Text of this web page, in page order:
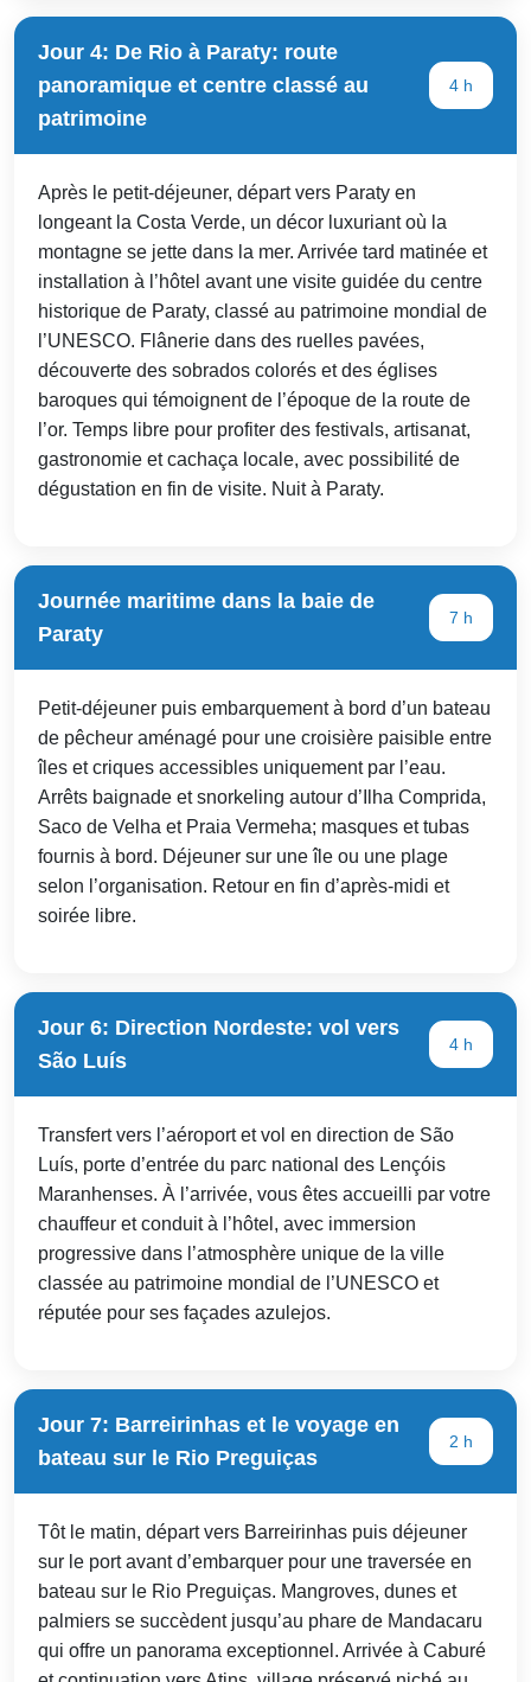
Jour 4: De Rio à Paraty: route
panoramique et centre classé au
patrimoine
4 h
Après le petit-déjeuner, départ vers Paraty en
longeant la Costa Verde, un décor luxuriant où la
montagne se jette dans la mer. Arrivée tard matinée et
installation à l’hôtel avant une visite guidée du centre
historique de Paraty, classé au patrimoine mondial de
l’UNESCO. Flânerie dans des ruelles pavées,
découverte des sobrados colorés et des églises
baroques qui témoignent de l’époque de la route de
l’or. Temps libre pour profiter des festivals, artisanat,
gastronomie et cachaça locale, avec possibilité de
dégustation en fin de visite. Nuit à Paraty.
Journée maritime dans la baie de
Paraty
7 h
Petit-déjeuner puis embarquement à bord d’un bateau
de pêcheur aménagé pour une croisière paisible entre
îles et criques accessibles uniquement par l’eau.
Arrêts baignade et snorkeling autour d’Ilha Comprida,
Saco de Velha et Praia Vermeha; masques et tubas
fournis à bord. Déjeuner sur une île ou une plage
selon l’organisation. Retour en fin d’après-midi et
soirée libre.
Jour 6: Direction Nordeste: vol vers
São Luís
4 h
Transfert vers l’aéroport et vol en direction de São
Luís, porte d’entrée du parc national des Lençóis
Maranhenses. À l’arrivée, vous êtes accueilli par votre
chauffeur et conduit à l’hôtel, avec immersion
progressive dans l’atmosphère unique de la ville
classée au patrimoine mondial de l’UNESCO et
réputée pour ses façades azulejos.
Jour 7: Barreirinhas et le voyage en
bateau sur le Rio Preguiças
2 h
Tôt le matin, départ vers Barreirinhas puis déjeuner
sur le port avant d’embarquer pour une traversée en
bateau sur le Rio Preguiças. Mangroves, dunes et
palmiers se succèdent jusqu’au phare de Mandacaru
qui offre un panorama exceptionnel. Arrivée à Caburé